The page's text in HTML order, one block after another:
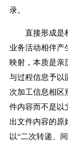
录。
直接形成是
业务活动相伴产
映射，本质是亲
与过程信息予以
次加工信息相区
件内容而不是以
出文件内容的原
以“二次转递、